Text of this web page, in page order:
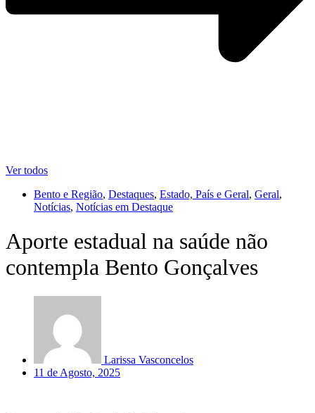
Ver todos
Bento e Região, Destaques, Estado, País e Geral, Geral,
Notícias, Notícias em Destaque
Aporte estadual na saúde não
contempla Bento Gonçalves
Larissa Vasconcelos
11 de Agosto, 2025